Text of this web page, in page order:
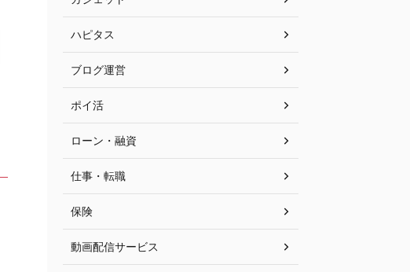
ハピタス
ブログ運営
ポイ活
ローン・融資
仕事・転職
保険
動画配信サービス